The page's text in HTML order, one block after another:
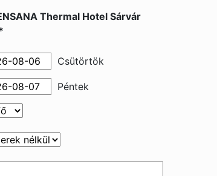
Thermal Hotel Sárvár
Csütörtök
Péntek